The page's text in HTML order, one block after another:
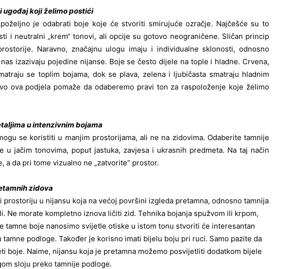
ugođaj koji želimo postići
je odabrati boje koje će stvoriti smirujuće ozračje. Najčešće su to
i neutralni „krem“ tonovi, ali opcije su gotovo neograničene. Sličan princip
Naravno, značajnu ulogu imaju i individualne sklonosti, odnosno
izazivaju pojedine nijanse. Boje se često dijele na tople i hladne. Crvena,
se toplim bojama, dok se plava, zelena i ljubičasta smatraju hladnim
ova podjela pomaže da odaberemo pravi ton za raspoloženje koje želimo
u intenzivnim bojama
se koristiti u manjim prostorijama, ali ne na zidovima. Odaberite tamnije
u jačim tonovima, poput jastuka, zavjesa i ukrasnih predmeta. Na taj način
a da pri tome vizualno ne „zatvorite“ prostor.
zidova
u nijansu koja na većoj površini izgleda pretamna, odnosno tamnija
Ne morate kompletno iznova ličiti zid. Tehnika bojanja spužvom ili krpom,
tamne boje nanosimo svijetle otiske u istom tonu stvoriti će interesantan
podloge. Također je korisno imati bijelu boju pri ruci. Samo pazite da
boje. Naime, nijansu koja je pretamna možemo posvijetliti dodatkom bijele
sloju preko tamnije podloge.